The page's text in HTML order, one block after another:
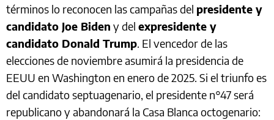
términos lo reconocen las campañas del presidente y
candidato Joe Biden y del expresidente y
candidato Donald Trump. El vencedor de las
elecciones de noviembre asumirá la presidencia de
EEUU en Washington en enero de 2025. Si el triunfo es
del candidato septuagenario, el presidente n°47 será
republicano y abandonará la Casa Blanca octogenario: